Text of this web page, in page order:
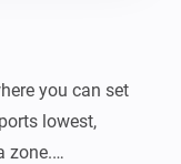
you can set
lowest,
zone.